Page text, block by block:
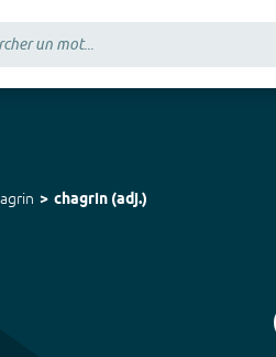
chagrin (adj.)